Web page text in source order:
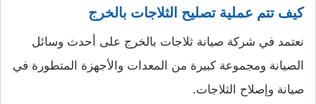
كيف تتم عملية تصليح الثلاجات بالخرج
نعتمد في شركة صيانة ثلاجات بالخرج على أحدث وسائل
الصيانة ومجموعة كبيرة من المعدات والأجهزة المتطورة في
صيانة وإصلاح الثلاجات.